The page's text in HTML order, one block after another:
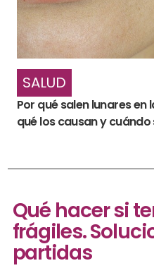
SALUD
Por qué salen lunares en
qué los causan y
Qué hacer si
frágiles.
partidas